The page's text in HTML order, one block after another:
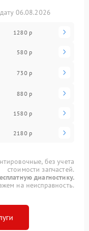
06.08.2026
1280 р
580 р
730 р
880 р
1580 р
2180 р
без учета
стоимости запчастей.
диагностику.
на неисправность.